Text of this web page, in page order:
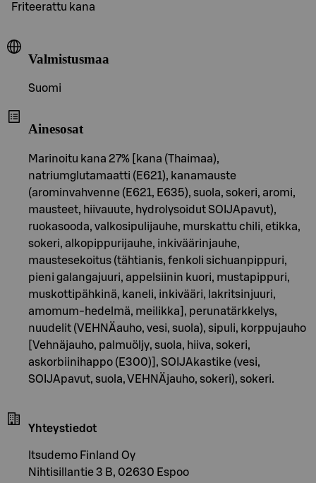
Friteerattu kana
Valmistusmaa
Suomi
Ainesosat
Marinoitu kana 27% [kana (Thaimaa),
natriumglutamaatti (E621), kanamauste
(arominvahvenne (E621, E635), suola, sokeri, aromi,
mausteet, hiivauute, hydrolysoidut SOIJApavut),
ruokasooda, valkosipulijauhe, murskattu chili, etikka,
sokeri, alkopippurijauhe, inkiväärinjauhe,
maustesekoitus (tähtianis, fenkoli sichuanpippuri,
pieni galangajuuri, appelsiinin kuori, mustapippuri,
muskottipähkinä, kaneli, inkivääri, lakritsinjuuri,
amomum-hedelmä, meilikka], perunatärkkelys,
nuudelit (VEHNÄauho, vesi, suola), sipuli, korppujauho
[Vehnäjauho, palmuöljy, suola, hiiva, sokeri,
askorbiinihappo (E300)], SOIJAkastike (vesi,
SOIJApavut, suola, VEHNÄjauho, sokeri), sokeri.
Yhteystiedot
Itsudemo Finland Oy
Nihtisillantie 3 B, 02630 Espoo